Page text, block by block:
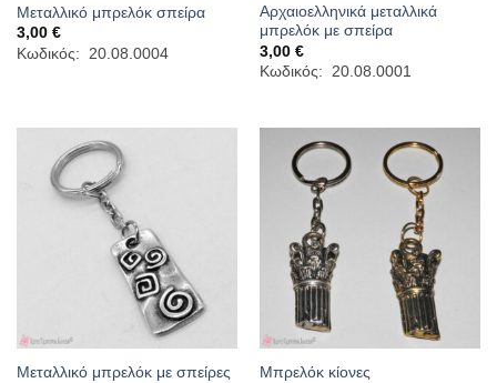
Μεταλλικό μπρελόκ σπείρα
3,00 €
Κωδικός: 20.08.0004
Αρχαιοελληνικά μεταλλικά
μπρελόκ με σπείρα
3,00 €
Κωδικός: 20.08.0001
Μεταλλικό μπρελόκ με σπείρες
Μπρελόκ κίονες